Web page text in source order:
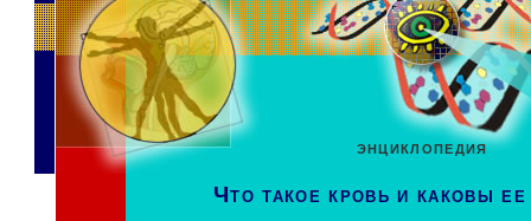
ЭНЦИКЛОПЕДИЯ
Что такое кровь и каковы ее